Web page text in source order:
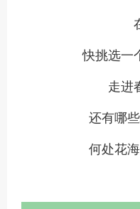
快挑选一
走进
还有哪
何处花